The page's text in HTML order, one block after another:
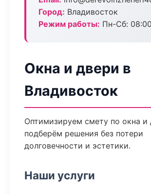
Город: Владивосток
Режим работы: Пн-Сб:
Окна и двери в
Владивосток
Оптимизируем смету по окна
подберём решения без потери
долговечности и эстетики.
Наши услуги